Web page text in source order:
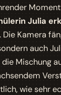
Julia
. Die Kamera
auch
Mischung
wie sehr